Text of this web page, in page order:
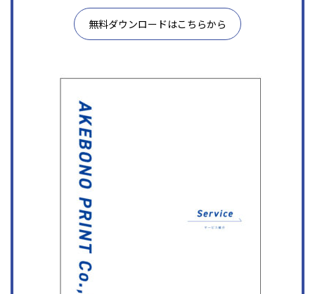
無料ダウンロードはこちらから